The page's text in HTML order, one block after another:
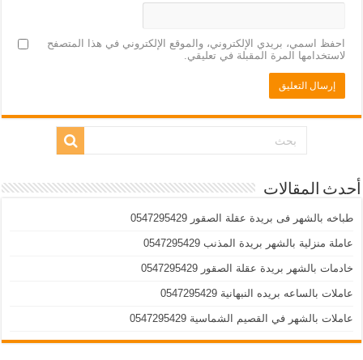
احفظ اسمي، بريدي الإلكتروني، والموقع الإلكتروني في هذا المتصفح
لاستخدامها المرة المقبلة في تعليقي.
أحدث المقالات
طباخه بالشهر فى بريدة عقلة الصقور 0547295429
عاملة منزلية بالشهر بريدة المذنب 0547295429
خادمات بالشهر بريدة عقلة الصقور 0547295429
عاملات بالساعه بريده النبهانية 0547295429
عاملات بالشهر في القصيم الشماسية 0547295429